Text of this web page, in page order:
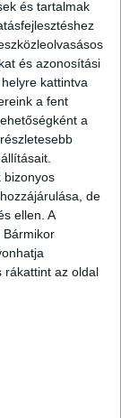
és tartalmak
és azonosítási
kattintva
a fent
a
bizonyos
de
ellen. A
Bármikor
rákattint az oldal
az
hírportálja.
órakor és
körül. Az
Füred,
(2,1